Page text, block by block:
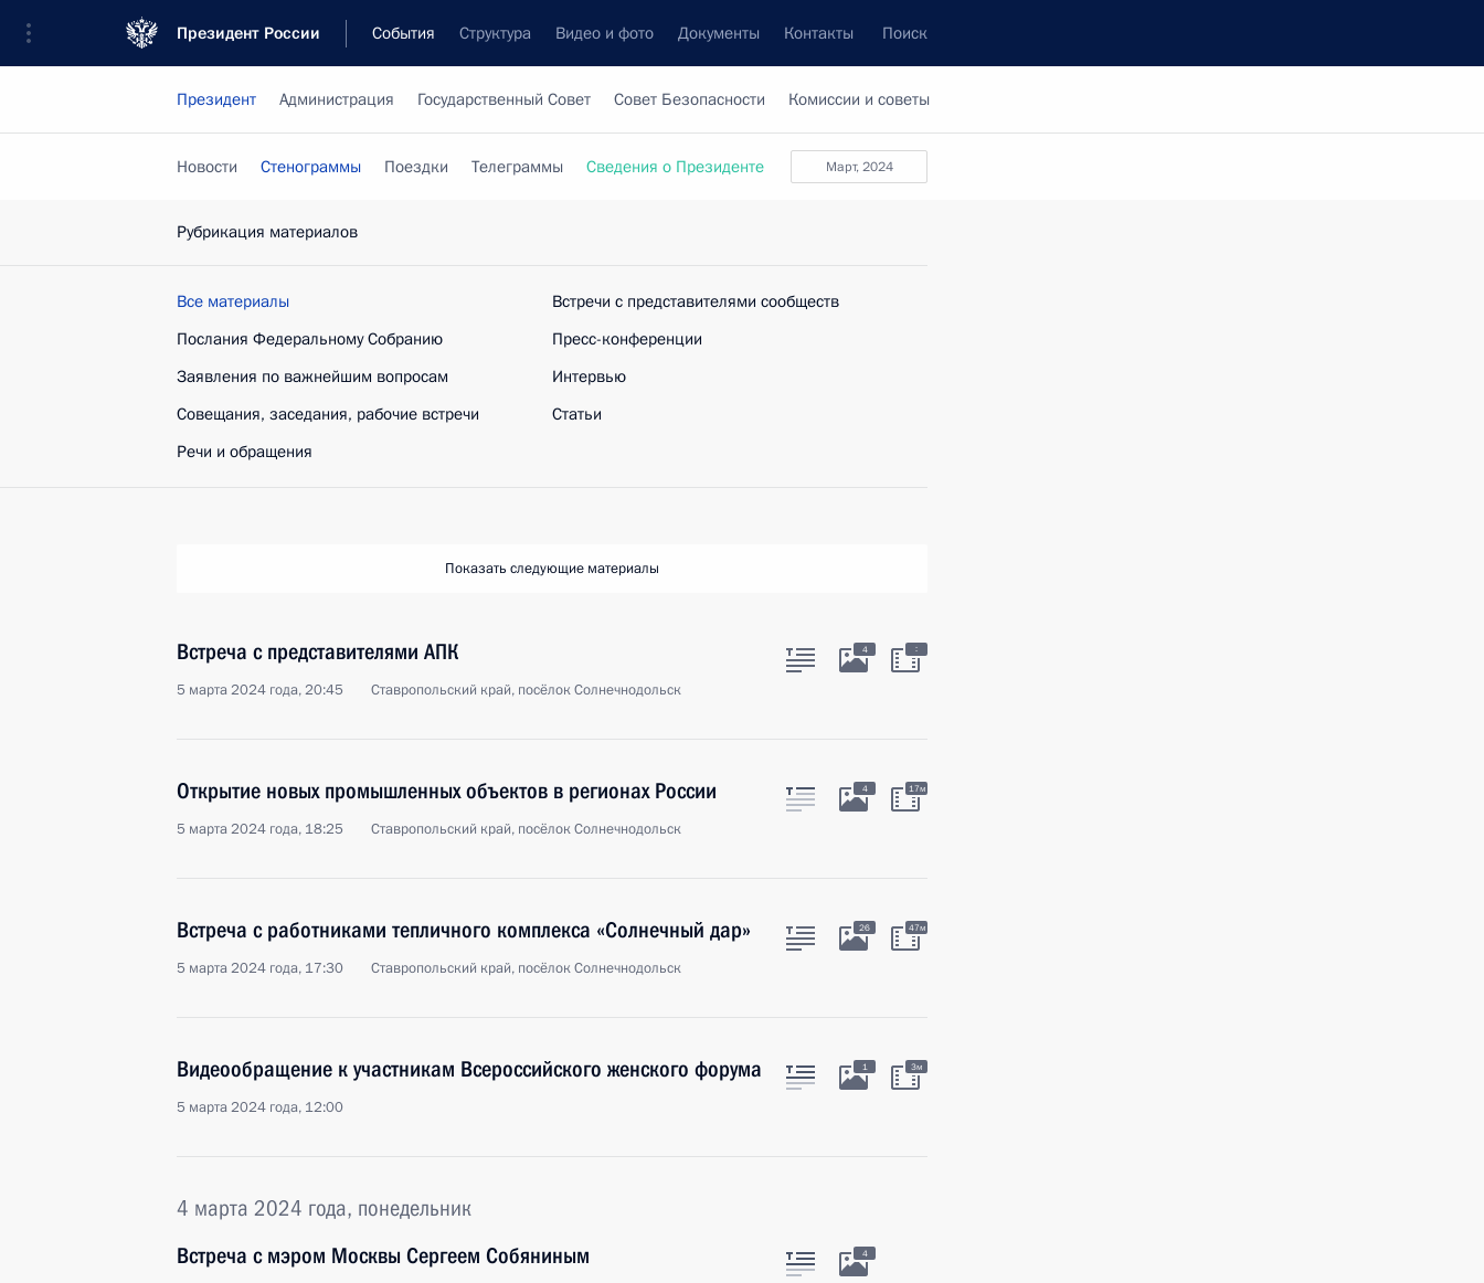
Президент России События Структура Видео и фото Документы Контакты Поиск
Президент Администрация Государственный Совет Совет Безопасности Комиссии и советы
март, 2024
Новости Стенограммы Поездки Телеграммы Сведения о Президенте
Рубрикация материалов
Все материалы
Послания Федеральному Собранию
Заявления по важнейшим вопросам
Совещания, заседания, рабочие встречи
Речи и обращения
Встречи с представителями сообществ
Пресс-конференции
Интервью
Статьи
Показать следующие материалы
Встреча с представителями АПК
5 марта 2024 года, 20:45 Ставропольский край, посёлок Солнечнодольск
4 :
Открытие новых промышленных объектов в регионах России
5 марта 2024 года, 18:25 Ставропольский край, посёлок Солнечнодольск
4 17м
Встреча с работниками тепличного комплекса «Солнечный дар»
5 марта 2024 года, 17:30 Ставропольский край, посёлок Солнечнодольск
26 47м
Видеообращение к участникам Всероссийского женского форума
5 марта 2024 года, 12:00
1 3м
4 марта 2024 года, понедельник
Встреча с мэром Москвы Сергеем Собяниным
4